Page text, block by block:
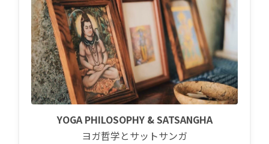
YOGA PHILOSOPHY & SATSANGHA
ヨガ哲学とサットサンガ